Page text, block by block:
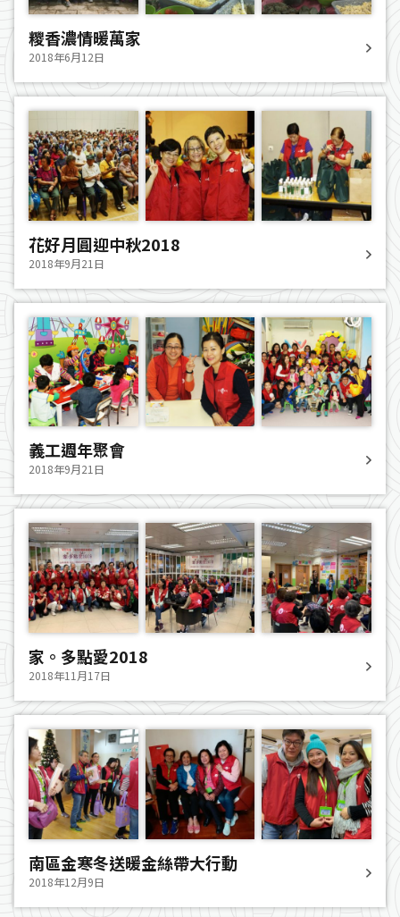
糭香濃情暖萬家
2018年6月12日
花好月圓迎中秋2018
2018年9月21日
義工週年聚會
2018年9月21日
家。多點愛2018
2018年11月17日
南區金寒冬送暖金絲帶大行動
2018年12月9日